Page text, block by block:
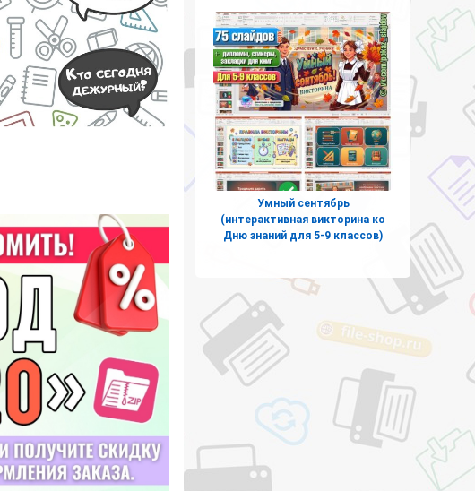
Умный сентябрь
(интерактивная викторина ко
Дню знаний для 5-9 классов)